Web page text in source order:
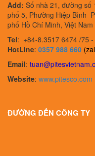
Add: Số nhà 21, đường số
phố 5, Phường Hiệp Bình
phố Hồ Chí Minh, Việt Nam
Tel: +84-8.3517 6474 /75 -
HotLine: 0357 988 660
Email:
Website: www.pitesco.com
ĐƯỜNG ĐẾN CÔNG TY